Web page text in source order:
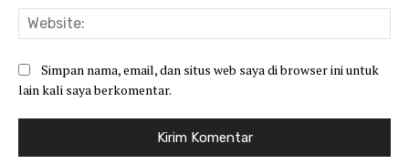
Simpan nama, email, dan situs web saya di browser ini untuk
lain kali saya berkomentar.